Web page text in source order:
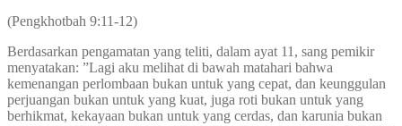
(Pengkhotbah 9:11-12)
Berdasarkan pengamatan yang teliti, dalam ayat 11, sang pemikir
menyatakan: ”Lagi aku melihat di bawah matahari bahwa
kemenangan perlombaan bukan untuk yang cepat, dan keunggulan
perjuangan bukan untuk yang kuat, juga roti bukan untuk yang
berhikmat, kekayaan bukan untuk yang cerdas, dan karunia bukan